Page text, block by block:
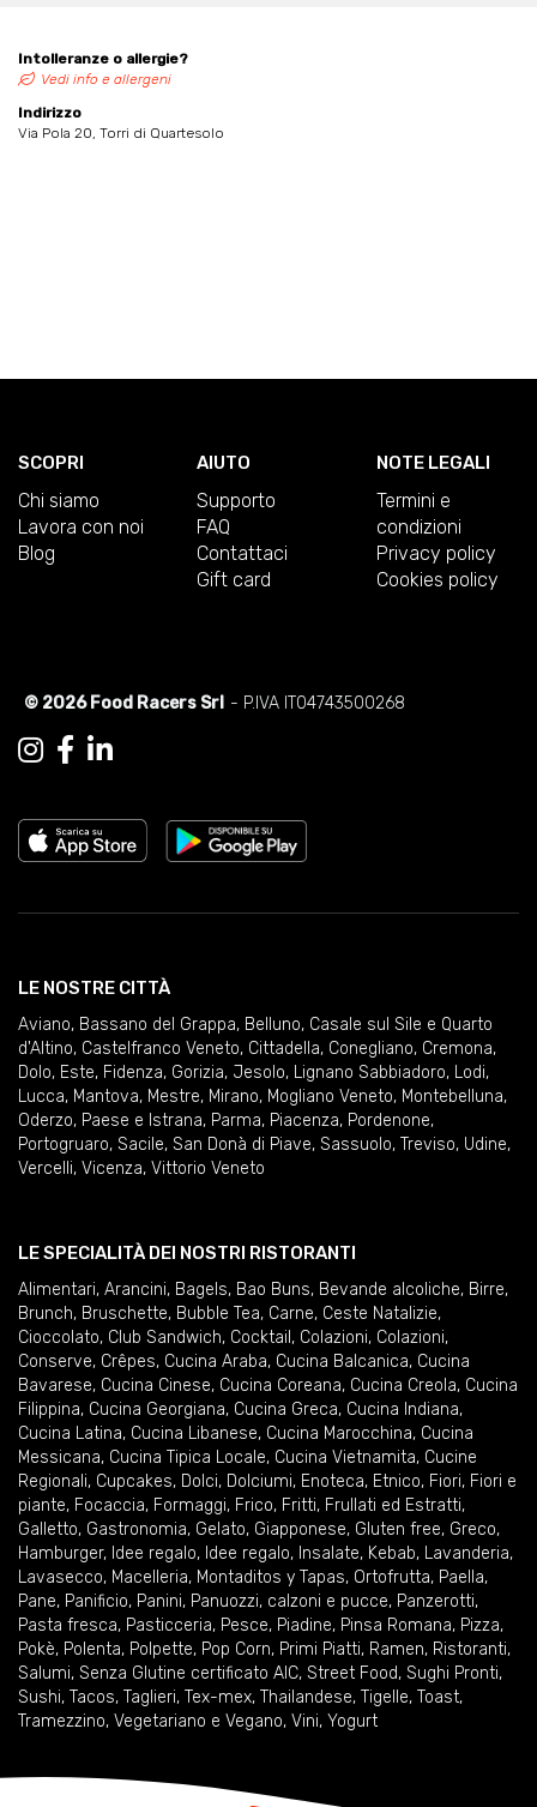
Intolleranze o allergie?
Vedi info e allergeni
Indirizzo
Via Pola 20, Torri di Quartesolo
SCOPRI
Chi siamo
Lavora con noi
Blog
AIUTO
Supporto
FAQ
Contattaci
Gift card
NOTE LEGALI
Termini e
condizioni
Privacy policy
Cookies policy
© 2026 Food Racers Srl - P.IVA IT04743500268
LE NOSTRE CITTÀ
Aviano, Bassano del Grappa, Belluno, Casale sul Sile e Quarto
d'Altino, Castelfranco Veneto, Cittadella, Conegliano, Cremona,
Dolo, Este, Fidenza, Gorizia, Jesolo, Lignano Sabbiadoro, Lodi,
Lucca, Mantova, Mestre, Mirano, Mogliano Veneto, Montebelluna,
Oderzo, Paese e Istrana, Parma, Piacenza, Pordenone,
Portogruaro, Sacile, San Donà di Piave, Sassuolo, Treviso, Udine,
Vercelli, Vicenza, Vittorio Veneto
LE SPECIALITÀ DEI NOSTRI RISTORANTI
Alimentari, Arancini, Bagels, Bao Buns, Bevande alcoliche, Birre,
Brunch, Bruschette, Bubble Tea, Carne, Ceste Natalizie,
Cioccolato, Club Sandwich, Cocktail , Colazioni, Colazioni,
Conserve, Crêpes, Cucina Araba, Cucina Balcanica, Cucina
Bavarese, Cucina Cinese, Cucina Coreana, Cucina Creola, Cucina
Filippina, Cucina Georgiana, Cucina Greca, Cucina Indiana,
Cucina Latina, Cucina Libanese, Cucina Marocchina, Cucina
Messicana, Cucina Tipica Locale, Cucina Vietnamita, Cucine
Regionali, Cupcakes, Dolci, Dolciumi, Enoteca, Etnico, Fiori, Fiori e
piante, Focaccia, Formaggi, Frico, Fritti, Frullati ed Estratti,
Galletto, Gastronomia, Gelato, Giapponese, Gluten free, Greco,
Hamburger, Idee regalo, Idee regalo, Insalate, Kebab, Lavanderia,
Lavasecco, Macelleria, Montaditos y Tapas, Ortofrutta, Paella,
Pane, Panificio, Panini, Panuozzi, calzoni e pucce, Panzerotti,
Pasta fresca, Pasticceria, Pesce, Piadine, Pinsa Romana, Pizza,
Pokè, Polenta, Polpette, Pop Corn, Primi Piatti, Ramen, Ristoranti,
Salumi, Senza Glutine certificato AIC, Street Food, Sughi Pronti,
Sushi, Tacos, Taglieri, Tex-mex, Thailandese, Tigelle, Toast,
Tramezzino, Vegetariano e Vegano, Vini, Yogurt